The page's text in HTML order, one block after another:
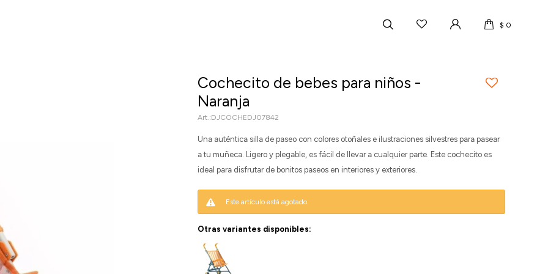
$ 0
Cochecito de bebes para niños -
Naranja
DJCOCHEDJ07842
Una auténtica silla de paseo con colores otoñales e ilustraciones silvestres para pasear
a tu muñeca. Ligero y plegable, es fácil de llevar a cualquier parte. Este cochecito es
ideal para disfrutar de bonitos paseos en interiores y exteriores.
Este artículo está agotado.
Otras variantes disponibles: